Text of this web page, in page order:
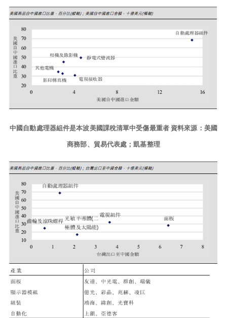
中國自動處理器組件是本波美國課稅清單中受傷最重者 資料來源：美國
商務部、貿易代表處；凱基整理